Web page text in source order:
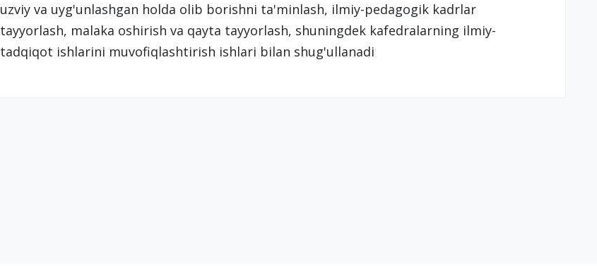
uzviy va uyg'unlashgan holda olib borishni ta'minlash, ilmiy-pedagogik kadrlar
tayyorlash, malaka oshirish va qayta tayyorlash, shuningdek kafedralarning ilmiy-
tadqiqot ishlarini muvofiqlashtirish ishlari bilan shug'ullanadi